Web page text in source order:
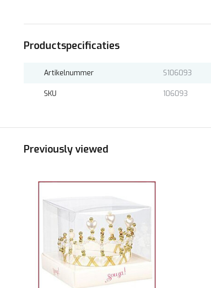
Productspecificaties
Artikelnummer S106093
SKU 106093
Previously viewed